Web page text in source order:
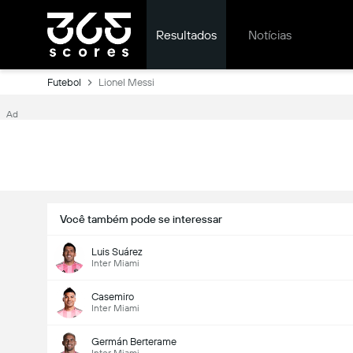
Resultados Notícias
Futebol Lionel Messi
Ad
Você também pode se interessar
Luis Suárez
Inter Miami
Casemiro
Inter Miami
Germán Berterame